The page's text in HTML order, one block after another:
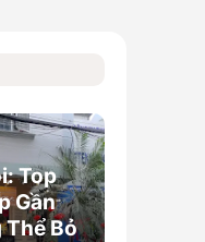
Top
Gần
Thể Bỏ